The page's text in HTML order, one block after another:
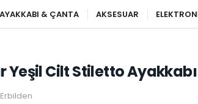
AYAKKABI & ÇANTA AKSESUAR
Yeşil Cilt Stiletto Ayakkabı
Erbilden